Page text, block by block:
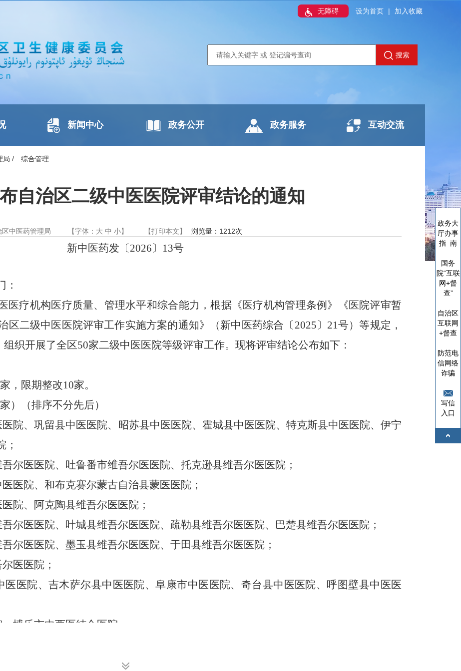
无障碍 设为首页 | 加入收藏
搜索
新闻中心 政务公开 政务服务 互动交流
局 / 综合管理
自治区二级中医医院评审结论的通知
区中医药管理局 【字体： 大 中 小】 【打印本文】 浏览量： 1212次
新中医药发〔2026〕 13号
：
医疗机构医疗质量、管理水平和综合能力，根据《医疗机构管理条例》《医院评审暂
区二级中医医院评审工作实施方案的通知》（新中医药综合 〔 2025〕 21号）等规定，
组织开展了全区50家二级中医医院等级评审工作。现将评审结论公布如下：
家，限期整改10家。
家）（排序不分先后）
院、巩留县中医医院、昭苏县中医医院、霍城县中医医院、特克斯县中医医院、伊宁
；
尔医医院、吐鲁番市维吾尔医医院、托克逊县维吾尔医医院；
医院、和布克赛尔蒙古自治县蒙医医院；
院、阿克陶县维吾尔医医院；
尔医医院、叶城县维吾尔医医院、疏勒县维吾尔医医院、巴楚县维吾尔医医院；
尔医医院、墨玉县维吾尔医医院、于田县维吾尔医医院；
医医院；
医医院、吉木萨尔县中医医院、阜康市中医医院、奇台县中医医院、呼图壁县中医医
博乐市中西医结合医院；
县中医医院、乌什县中医医院、沙雅县维吾尔医医院、阿瓦提县维吾尔医医院、拜城县
政务大
厅办事
指 南
国务
院“互联
网+督
查”
自治区
互联网
+督查
防范电
信网络
诈骗
写信
入口